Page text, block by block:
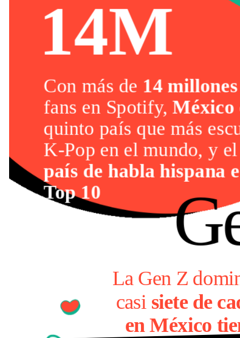
14M
Con más de 14 millones
fans en Spotify,México
quinto país que más
K-Pop en el mundo, y
país de habla hispana
Top 10
La Gen Z
casi siete de
en México